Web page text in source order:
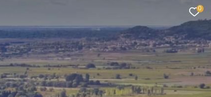
0